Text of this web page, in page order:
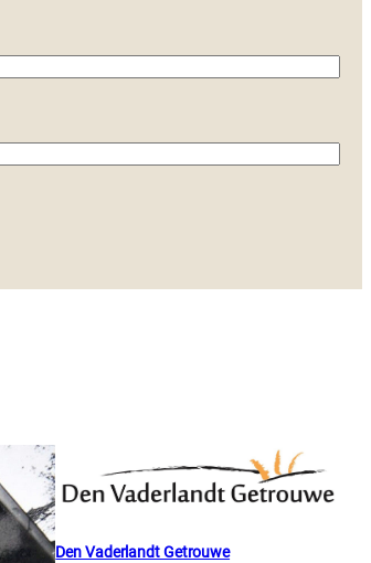
Den Vaderlandt Getrouwe